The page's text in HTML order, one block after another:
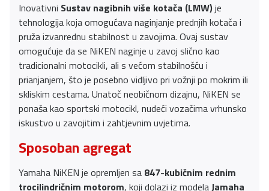
Inovativni Sustav nagibnih više kotača (LMW)je
tehnologija koja omogućava naginjanje prednjih kotača i
pruža izvanrednu stabilnost u zavojima. Ovaj sustav
omogućuje da se NiKEN naginje u zavoj slično kao
tradicionalni motocikli, ali s većom stabilnošću i
prianjanjem, što je posebno vidljivo pri vožnji po mokrim ili
skliskim cestama. Unatoč neobičnom dizajnu, NiKEN se
ponaša kao sportski motocikl, nudeći vozačima vrhunsko
iskustvo u zavojitim i zahtjevnim uvjetima.
Sposoban agregat
Yamaha NiKEN je opremljen sa 847-kubičnim rednim
trocilindričnim motorom, koji dolazi iz modelaJamaha